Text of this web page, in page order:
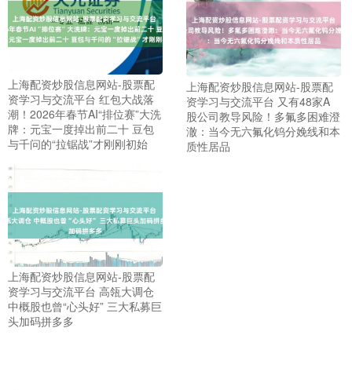
上海配资炒股信息网站-股票配
资学习与交流平台 红包大战落
潮！2026年春节AI“排位赛”大洗
牌：元宝一度掉出前二十 豆包
与千问的“拉锯战”才刚刚初始
上海配资炒股信息网站-股票配
资学习与交流平台 又有48家A
股公司教导风险！多氟多困难澄
澈：当今无六氟化钨分娩线和本
质性居品
上海配资炒股信息网站-股票配
资学习与交流平台 高瓴大调仓
中概股也曾“心头好” 三大私募巨
头加码拼多多
沪深300 4694.44 +43.13 +0.93%
北证50 1134.24